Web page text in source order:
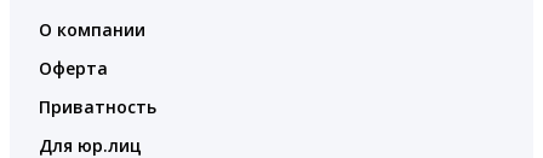
О компании
Оферта
Приватность
Для юр.лиц